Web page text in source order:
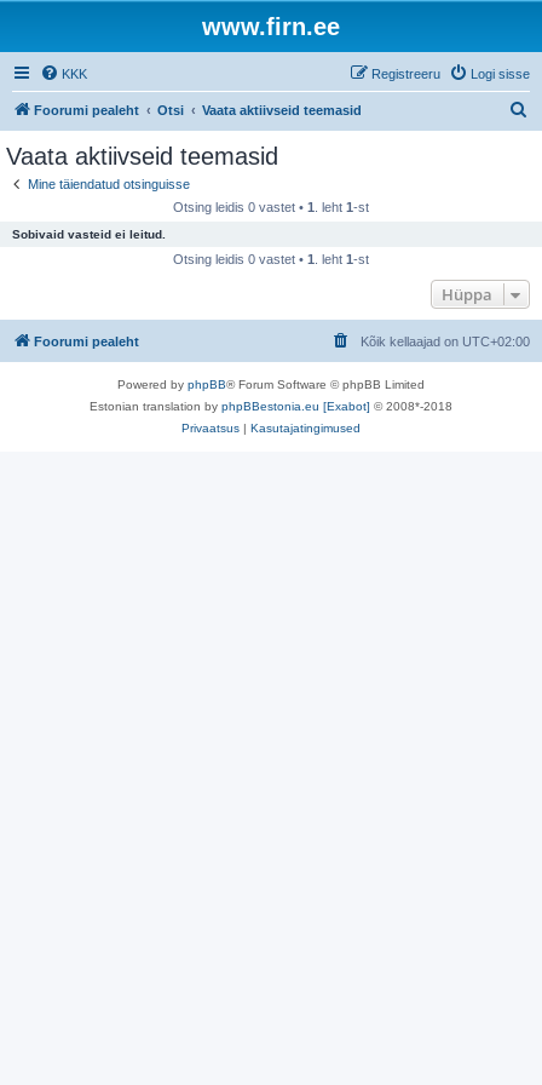
www.firn.ee
KKK Logi sisse
Registreeru
Foorumi pealeht Otsi Vaata aktiivseid teemasid
Vaata aktiivseid teemasid
Mine täiendatud otsinguisse
Otsing leidis 0 vastet • 1 . leht 1-st
Sobivaid vasteid ei leitud.
Otsing leidis 0 vastet • 1 . leht 1-st
Hüppa
Foorumi pealeht Kõik kellaajad on UTC+02:00
Powered by phpBB® Forum Software © phpBB Limited
Estonian translation by phpBBestonia.eu [Exabot] © 2008*-2018
Privaatsus | Kasutajatingimused